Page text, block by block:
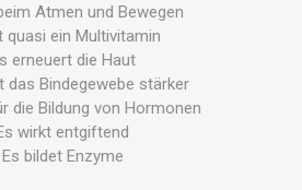
Atmen und Bewegen
quasi ein Multivitamin
erneuert die Haut
das Bindegewebe stärker
die Bildung von Hormonen
wirkt entgiftend
bildet Enzyme